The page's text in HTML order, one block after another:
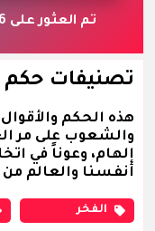
تم العثور على 136 اقتباس مطابق لـ "الطبيعة"
تصنيفات حكم
هذه الحكم
والشعوب على مر
إلهام، وعوناً في
أنفسنا والعالم
الفخر